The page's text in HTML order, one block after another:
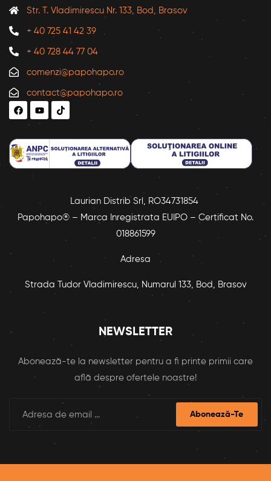
Str. T. Vladimirescu Nr. 133, Bod, Brasov
+ 40 725 41 42 39
+ 40 728 44 77 04
comenzi@papohapo.ro
contact@papohapo.ro
Laurian Distrib Srl, RO34731854
Papohapo® – Marca Inregistrata EUIPO – Certificat No.
018861599
Adresa
Strada Tudor Vladimirescu, Numarul 133, Bod, Brasov
NEWSLETTER
Abonează-te la newsletter pentru a fi printe primii care
află despre ofertele noastre!
Abonează-Te